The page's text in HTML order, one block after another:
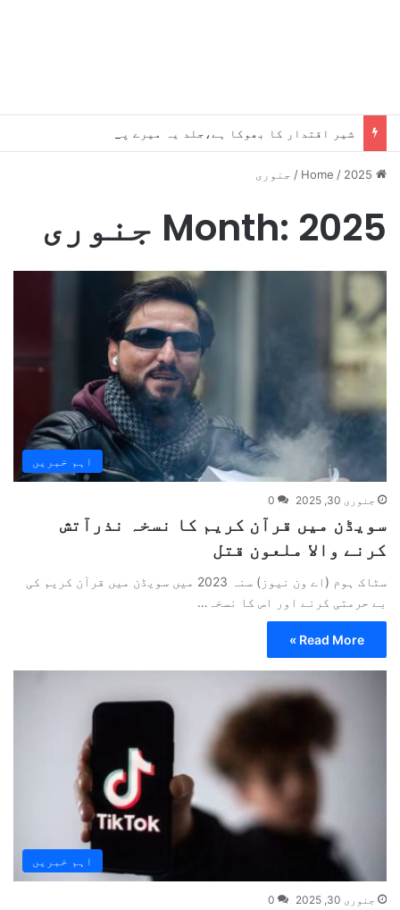
/ 2025
/ جنوری
Month: 2025 جنوری
اہم خبریں
جنوری 30, 2025 0
سویڈن میں قرآن کریم کا نسخہ نذرآتش
کرنے والا ملعون قتل
سٹاک ہوم (اے ون نیوز) سنہ 2023 میں سویڈن میں قرآن کریم کی
بے حرمتی کرنے اور اس کا نسخہ…
Read More »
اہم خبریں
جنوری 30, 2025 0